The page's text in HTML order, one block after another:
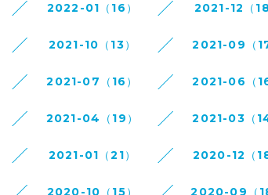
2022-01（16） 2021-12（
2021-10（13） 2021-09（
2021-07（16） 2021-06（
2021-04（19） 2021-03（
2021-01（21） 2020-12（
2020-10（15） 2020-09（